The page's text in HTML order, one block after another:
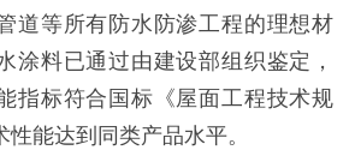
道等所有防水防渗工程的理想材
涂料已通过由建设部组织鉴定，
指标符合国标《屋面工程技术规
能达到同类产品水平。